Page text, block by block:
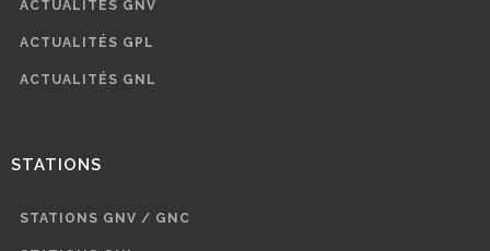
ACTUALITÉS GNV
ACTUALITÉS GPL
ACTUALITÉS GNL
STATIONS
STATIONS GNV / GNC